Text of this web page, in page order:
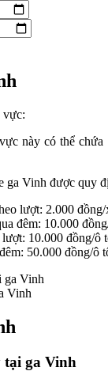
vực:
này có thể chứa
ga Vinh được quy
lượt: 2.000
đêm: 10.000
10.000 đồng/ô
50.000 đồng/ô
Vinh
tại ga Vinh